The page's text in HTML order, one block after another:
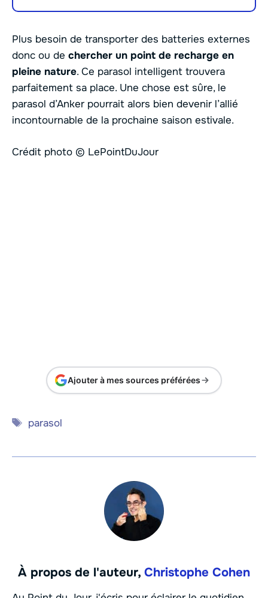
Plus besoin de transporter des batteries externes
donc ou de chercher un point de recharge en
pleine nature. Ce parasol intelligent trouvera
parfaitement sa place. Une chose est sûre, le
parasol d’Anker pourrait alors bien devenir l’allié
incontournable de la prochaine saison estivale.
Crédit photo © LePointDuJour
Ajouter à mes sources préférées
Étiquettes
parasol
À propos de l'auteur, Christophe Cohen